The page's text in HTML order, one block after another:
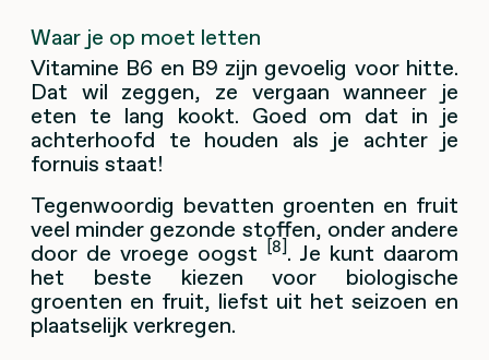
Waar je op moet letten
Vitamine B6 en B9 zijn gevoelig voor hitte.
Dat wil zeggen, ze vergaan wanneer je
eten te lang kookt. Goed om dat in je
achterhoofd te houden als je achter je
fornuis staat!
Tegenwoordig bevatten groenten en fruit
veel minder gezonde stoffen, onder andere
door de vroege oogst [8]. Je kunt daarom
het beste kiezen voor biologische
groenten en fruit, liefst uit het seizoen en
plaatselijk verkregen.